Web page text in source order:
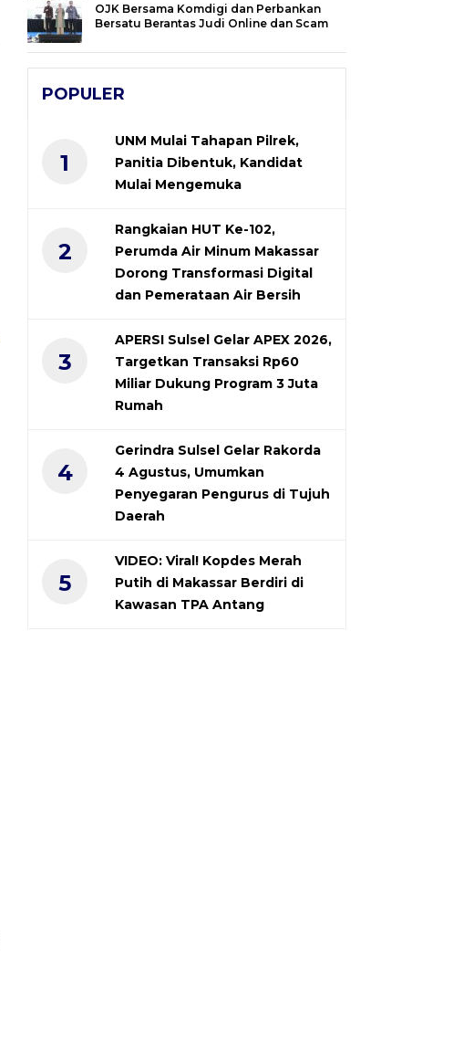
OJK Bersama Komdigi dan Perbankan
Bersatu Berantas Judi Online dan Scam
POPULER
1
UNM Mulai Tahapan Pilrek,
Panitia Dibentuk, Kandidat
Mulai Mengemuka
2
Rangkaian HUT Ke-102,
Perumda Air Minum Makassar
Dorong Transformasi Digital
dan Pemerataan Air Bersih
3
APERSI Sulsel Gelar APEX 2026,
Targetkan Transaksi Rp60
Miliar Dukung Program 3 Juta
Rumah
4
Gerindra Sulsel Gelar Rakorda
4 Agustus, Umumkan
Penyegaran Pengurus di Tujuh
Daerah
5
VIDEO: Viral! Kopdes Merah
Putih di Makassar Berdiri di
Kawasan TPA Antang